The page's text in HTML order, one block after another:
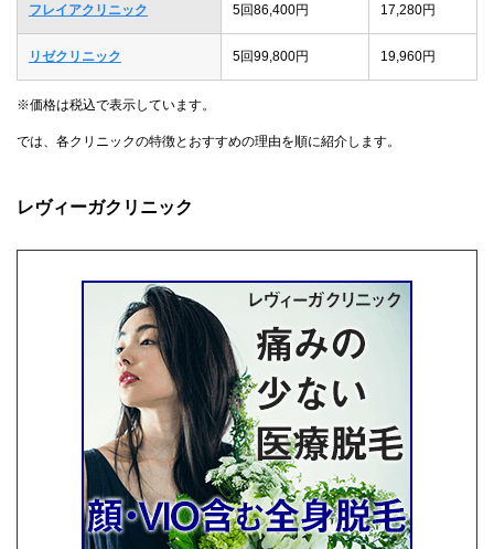
フレイアクリニック 5回86,400円 17,280円
リゼクリニック 5回99,800円 19,960円
※価格は税込で表示しています。
では、各クリニックの特徴とおすすめの理由を順に紹介します。
レヴィーガクリニック